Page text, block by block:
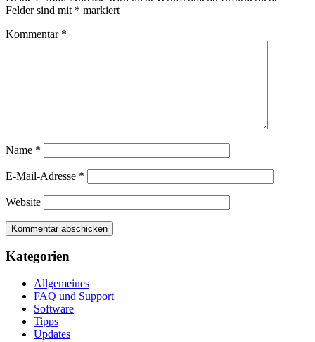
Felder sind mit * markiert
Kommentar *
Name *
E-Mail-Adresse *
Website
Kategorien
Allgemeines
FAQ und Support
Software
Tipps
Updates